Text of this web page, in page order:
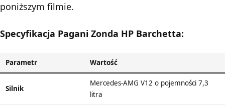
poniższym filmie.
Specyfikacja Pagani Zonda HP Barchetta:
Parametr Wartość
Silnik
Mercedes-AMG V12 o pojemności 7,3
litra